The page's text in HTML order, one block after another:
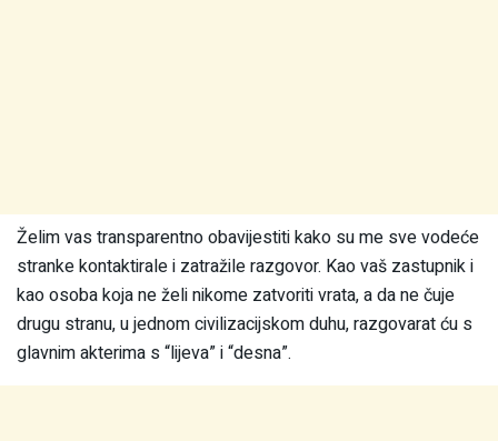
Želim vas transparentno obavijestiti kako su me sve vodeće
stranke kontaktirale i zatražile razgovor. Kao vaš zastupnik i
kao osoba koja ne želi nikome zatvoriti vrata, a da ne čuje
drugu stranu, u jednom civilizacijskom duhu, razgovarat ću s
glavnim akterima s “lijeva” i “desna”.